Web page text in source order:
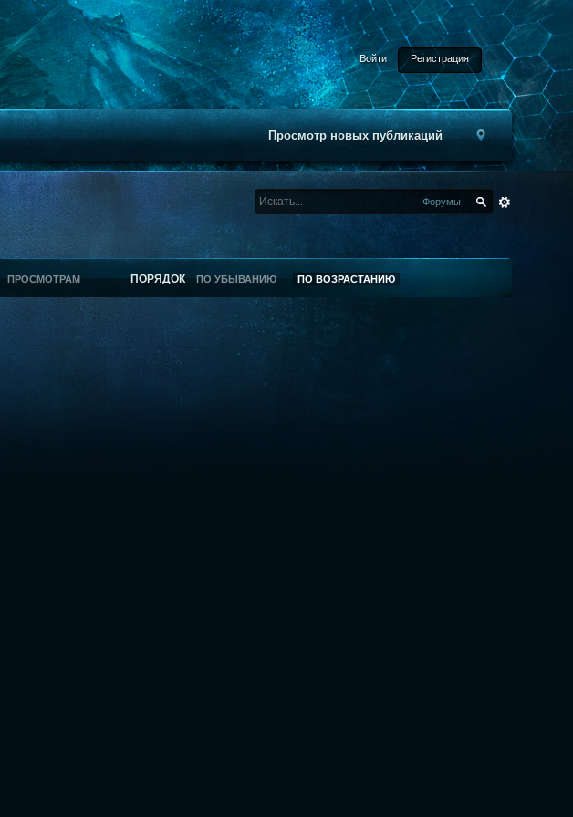
Войти Регистрация
Просмотр новых публикаций
Форумы
ПРОСМОТРАМ ПОРЯДОК ПО УБЫВАНИЮ ПО ВОЗРАСТАНИЮ